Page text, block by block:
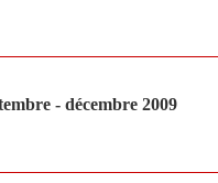
- décembre 2009